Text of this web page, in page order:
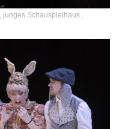
junges Schauspielhaus ,